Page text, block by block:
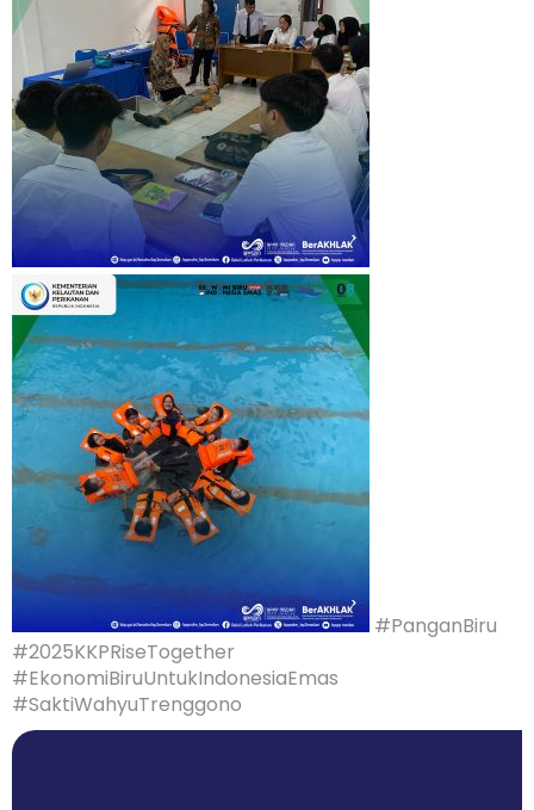
#PanganBiru
#2025KKPRiseTogether
#EkonomiBiruUntukIndonesiaEmas
#SaktiWahyuTrenggono